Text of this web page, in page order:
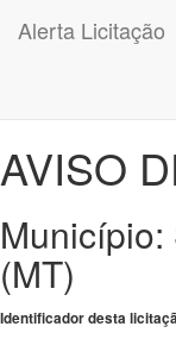
Alerta Licitação
AVISO
Município:
(MT)
Identificador desta